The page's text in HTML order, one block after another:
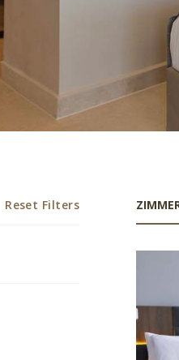
Reset Filters